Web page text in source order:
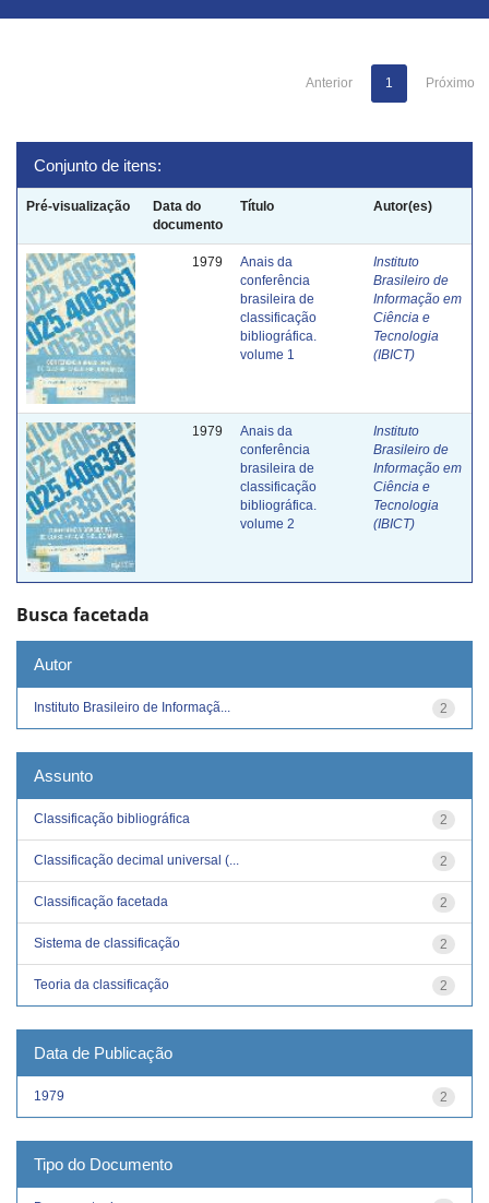
Anterior 1 Próximo
Conjunto de itens:
Pré-visualização
Data do
documento
Título Autor(es)
1979
Anais da
conferência
brasileira de
classificação
bibliográfica.
volume 1
Instituto
Brasileiro de
Informação em
Ciência e
Tecnologia
(IBICT)
1979
Anais da
conferência
brasileira de
classificação
bibliográfica.
volume 2
Instituto
Brasileiro de
Informação em
Ciência e
Tecnologia
(IBICT)
Busca facetada
Autor
2
Instituto Brasileiro de Informaçã...
Assunto
2
Classificação bibliográfica
2
Classificação decimal universal (...
2
Classificação facetada
2
Sistema de classificação
2
Teoria da classificação
Data de Publicação
2
1979
Tipo do Documento